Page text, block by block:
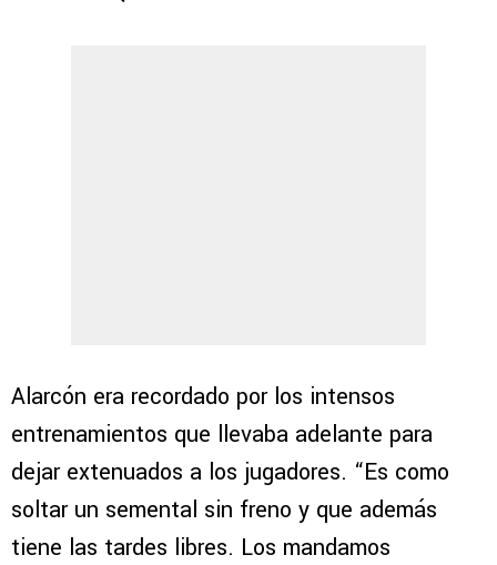
Alarcón era recordado por los intensos
entrenamientos que llevaba adelante para
dejar extenuados a los jugadores. “Es como
soltar un semental sin freno y que además
tiene las tardes libres. Los mandamos